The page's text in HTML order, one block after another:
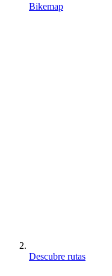
Bikemap
Descubre rutas